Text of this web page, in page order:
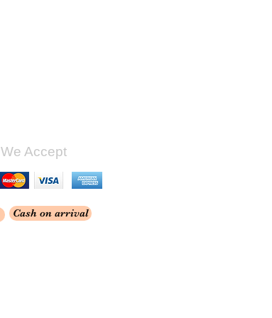
We Accept
Cash on arrival